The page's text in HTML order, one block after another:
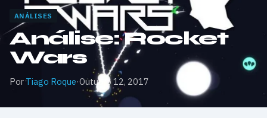
ANÁLISES
Análise: Rocket
Wars
PorTiago Roque·Outubro 12, 2017